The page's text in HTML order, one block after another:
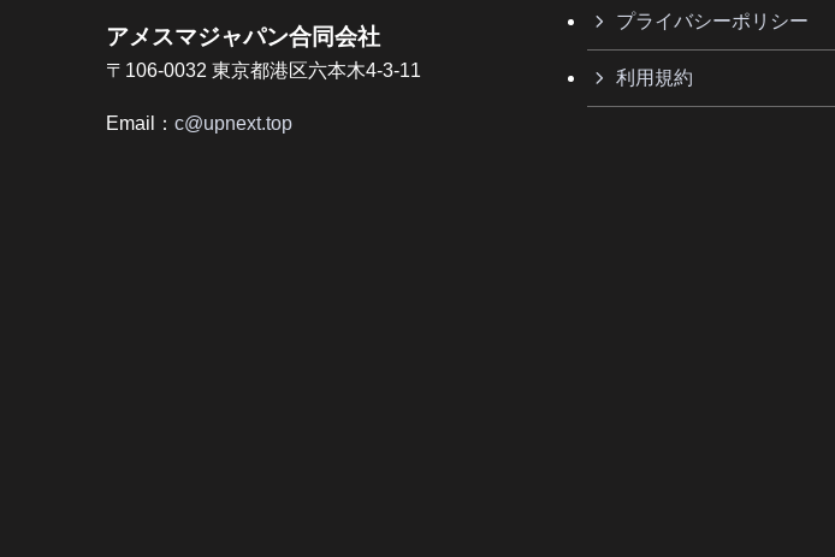
アメスマジャパン合同会社
〒106-0032 東京都港区六本木4-3-11
Email： c@upnext.top
プライバシーポリシー
利用規約